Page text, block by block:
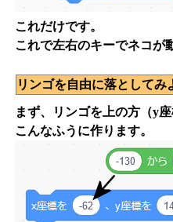
これだけです。
これで左右のキーでネコが
リンゴを自由に落としてみ
まず、リンゴを上の方（y
こんなふうに作ります。